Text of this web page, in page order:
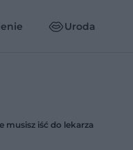
Uroda
musisz iść do lekarza